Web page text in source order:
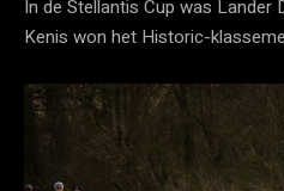
In de Stellantis Cup was Lander
Kenis won het Historic-